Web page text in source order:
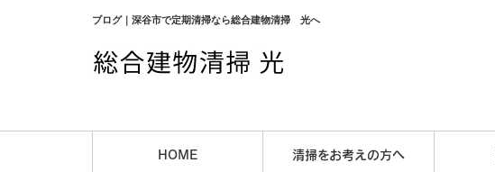
ブログ｜深谷市で定期清掃なら総合建物清掃 光へ
HOME 清掃をお考えの方へ